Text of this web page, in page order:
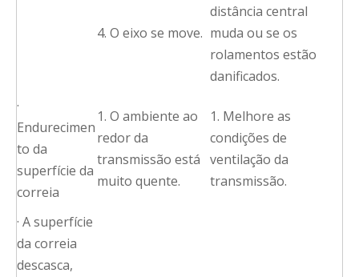
4. O eixo se move.
distância central
muda ou se os
rolamentos estão
danificados.
·
Endurecimen
to da
superfície da
correia
1. O ambiente ao
redor da
transmissão está
muito quente.
1. Melhore as
condições de
ventilação da
transmissão.
· A superfície
da correia
descasca,